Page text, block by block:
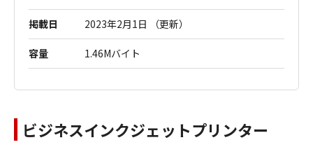
掲載日 2023年2月1日 （更新）
容量 1.46Mバイト
ビジネスインクジェットプリンター